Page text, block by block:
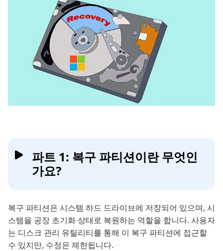
파트 1: 복구 파티션이란 무엇인
가요?
복구 파티션은 시스템 하드 드라이브에 저장되어 있으며, 시
스템을 공장 초기화 상태로 복원하는 역할을 합니다. 사용자
는 디스크 관리 유틸리티를 통해 이 복구 파티션에 접근할
수 있지만, 수정은 제한됩니다.